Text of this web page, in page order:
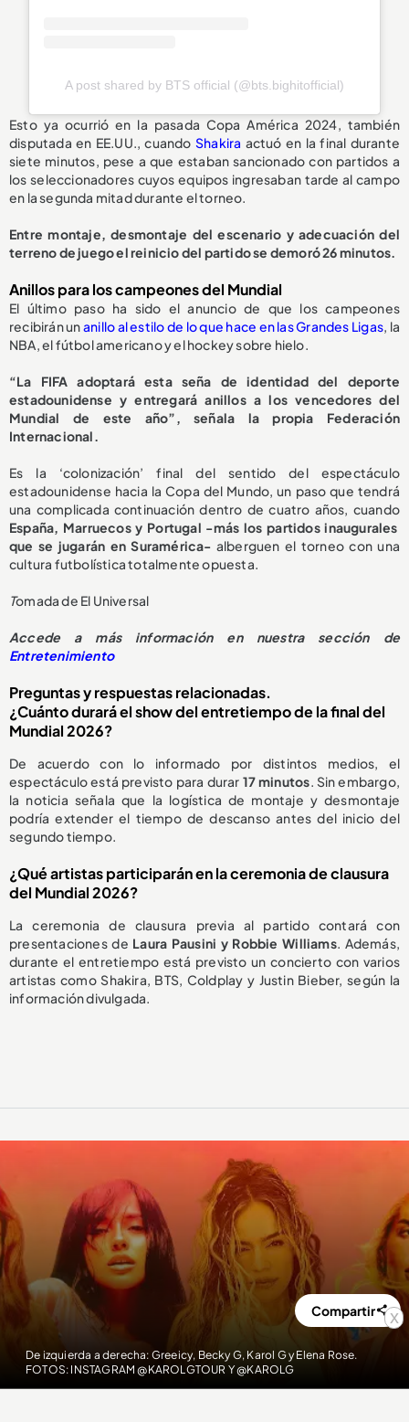
x
A post shared by BTS official (@bts.bighitofficial)
Esto ya ocurrió en la pasada Copa América 2024, también
disputada en EE.UU., cuando Shakira actuó en la final durante
siete minutos, pese a que estaban sancionado con partidos a
los seleccionadores cuyos equipos ingresaban tarde al campo
en la segunda mitad durante el torneo.
Entre montaje, desmontaje del escenario y adecuación del
terreno de juego el reinicio del partido se demoró 26 minutos.
Anillos para los campeones del Mundial
El último paso ha sido el anuncio de que los campeones
recibirán unanillo al estilo de lo que hace en las Grandes Ligas, la
NBA, el fútbol americano y el hockey sobre hielo.
“La FIFA adoptará esta seña de identidad del deporte
estadounidense y entregará anillos a los vencedores del
Mundial de este año”, señala la propia Federación
Internacional.
Es la ‘colonización’ final del sentido del espectáculo
estadounidense hacia la Copa del Mundo, un paso que tendrá
una complicada continuación dentro de cuatro años, cuando
España, Marruecos y Portugal -más los partidos inaugurales
que se jugarán en Suramérica- alberguen el torneo con una
cultura futbolística totalmente opuesta.
Tomada de El Universal
Accede a más información en nuestra sección de
Entretenimiento
Preguntas y respuestas relacionadas.
¿Cuánto durará el show del entretiempo de la final del
Mundial 2026?
De acuerdo con lo informado por distintos medios, el
espectáculo está previsto para durar 17 minutos. Sin embargo,
la noticia señala que la logística de montaje y desmontaje
podría extender el tiempo de descanso antes del inicio del
segundo tiempo.
¿Qué artistas participarán en la ceremonia de clausura
del Mundial 2026?
La ceremonia de clausura previa al partido contará con
presentaciones de Laura Pausini y Robbie Williams. Además,
durante el entretiempo está previsto un concierto con varios
artistas como Shakira, BTS, Coldplay y Justin Bieber, según la
información divulgada.
De izquierda a derecha: Greeicy, Becky G, Karol G y Elena Rose.
FOTOS: INSTAGRAM @KAROLGTOUR Y @KAROLG
Compartir